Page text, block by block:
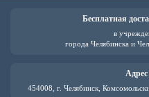
Бесплатная
в
города Челябинска и
Адрес
454008, г. Челябинск,